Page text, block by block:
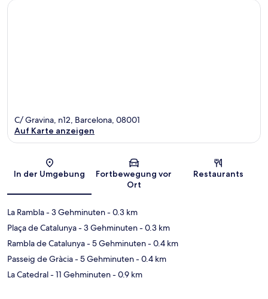
Karte
C/ Gravina, n12, Barcelona, 08001
Auf Karte anzeigen
In der Umgebung
Fortbewegung vor
Ort
Restaurants
La Rambla- 3 Gehminuten- 0.3 km
Plaça de Catalunya- 3 Gehminuten- 0.3 km
Rambla de Catalunya- 5 Gehminuten- 0.4 km
Passeig de Gràcia- 5 Gehminuten- 0.4 km
La Catedral- 11 Gehminuten- 0.9 km